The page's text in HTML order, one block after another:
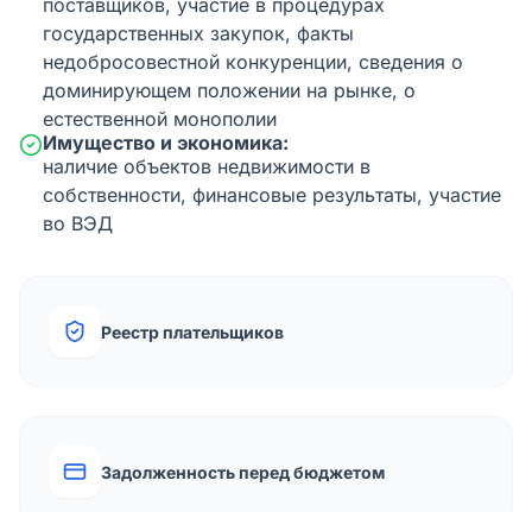
поставщиков, участие в процедурах
государственных закупок, факты
недобросовестной конкуренции, сведения о
доминирующем положении на рынке, о
естественной монополии
Имущество и экономика:
наличие объектов недвижимости в
собственности, финансовые результаты, участие
во ВЭД
Реестр плательщиков
Задолженность перед бюджетом